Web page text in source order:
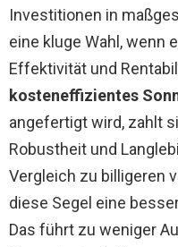
Investitionen in
eine kluge Wahl, wenn
Effektivität und
kosteneffizientes
angefertigt wird, zahlt
Robustheit und
Vergleich zu billigeren
diese Segel eine
Das führt zu weniger